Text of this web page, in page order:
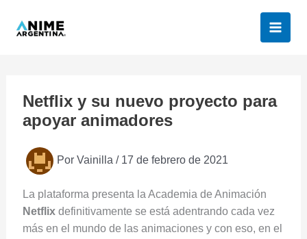
Netflix y su nuevo proyecto para
apoyar animadores
Por Vainilla / 17 de febrero de 2021
La plataforma presenta la Academia de Animación
Netflix definitivamente se está adentrando cada vez
más en el mundo de las animaciones y con eso, en el